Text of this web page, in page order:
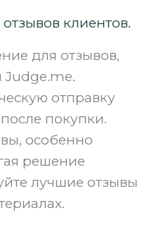
клиентов.
для отзывов,
отправку
покупки.
особенно
решение
лучшие отзывы